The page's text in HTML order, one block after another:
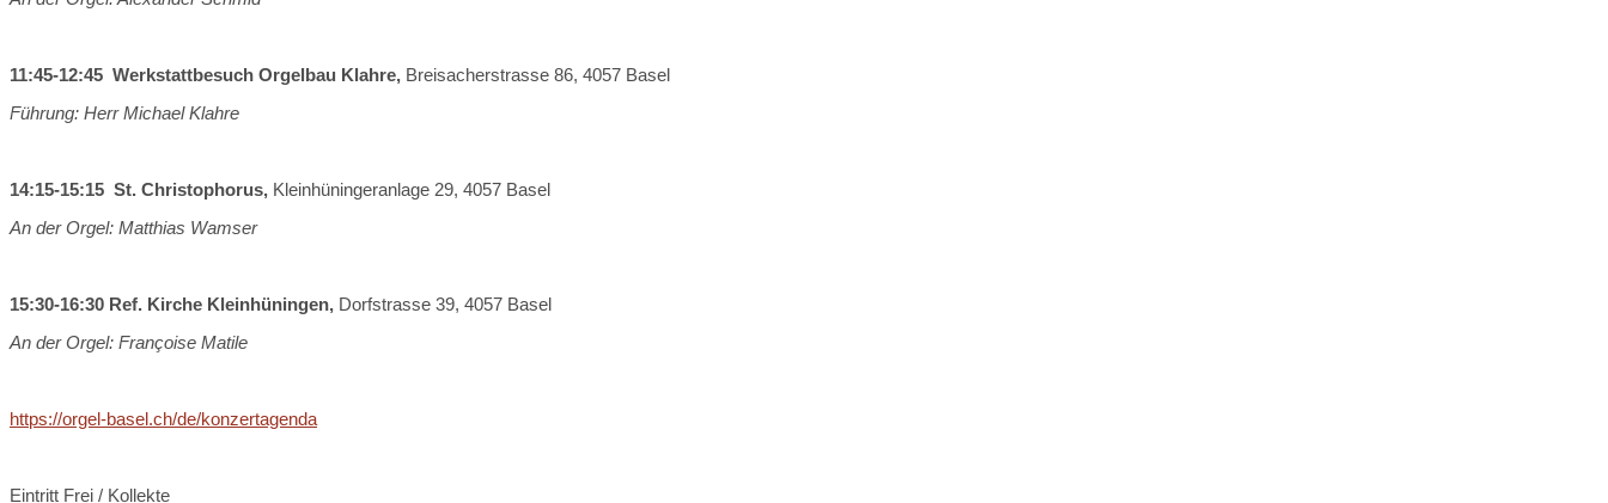
11:45-12:45 Werkstattbesuch Orgelbau Klahre, Breisacherstrasse 86, 4057 Basel
Führung: Herr Michael Klahre
14:15-15:15 St. Christophorus, Kleinhüningeranlage 29, 4057 Basel
An der Orgel: Matthias Wamser
15:30-16:30 Ref. Kirche Kleinhüningen, Dorfstrasse 39, 4057 Basel
An der Orgel: Françoise Matile
https://orgel-basel.ch/de/konzertagenda
Eintritt Frei / Kollekte